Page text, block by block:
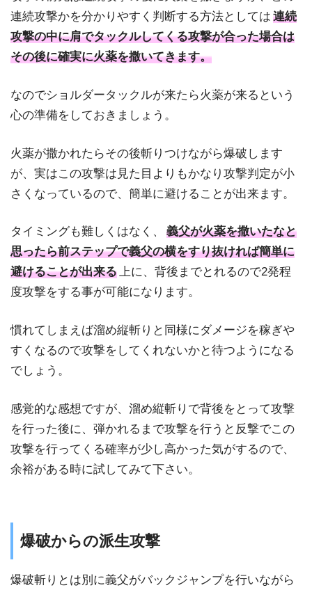
連続攻撃かを分かりやすく判断する方法としては 連続
攻撃の中に肩でタックルしてくる攻撃が合った場合は
その後に確実に火薬を撒いてきます。
なのでショルダータックルが来たら火薬が来るという
心の準備をしておきましょう。
火薬が撒かれたらその後斬りつけながら爆破します
が、実はこの攻撃は見た目よりもかなり攻撃判定が小
さくなっているので、簡単に避けることが出来ます。
タイミングも難しくはなく、
義父が火薬を撒いたなと
思ったら前ステップで義父の横をすり抜ければ簡単に
避けることが出来る上に、背後までとれるので2発程
度攻撃をする事が可能になります。
慣れてしまえば溜め縦斬りと同様にダメージを稼ぎや
すくなるので攻撃をしてくれないかと待つようになる
でしょう。
感覚的な感想ですが、溜め縦斬りで背後をとって攻撃
を行った後に、弾かれるまで攻撃を行うと反撃でこの
攻撃を行ってくる確率が少し高かった気がするので、
余裕がある時に試してみて下さい。
爆破からの派生攻撃
爆破斬りとは別に義父がバックジャンプを行いながら